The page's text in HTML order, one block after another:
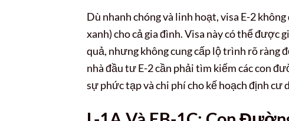
Dù nhanh chóng và linh hoạt, visa E-2
xanh) cho cả gia đình. Visa này có thể được
quả, nhưng không cung cấp lộ trình rõ ràng
nhà đầu tư E-2 cần phải tìm kiếm các con
sự phức tạp và chi phí cho kế hoạch định cư